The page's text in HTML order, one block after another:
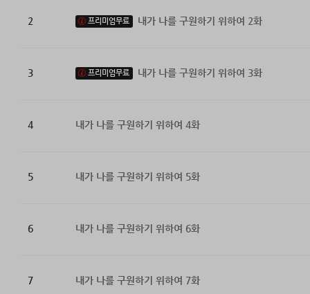
2 프리미엄무료 내가 나를 구원하기 위하여 2화
3 프리미엄무료 내가 나를 구원하기 위하여 3화
4 내가 나를 구원하기 위하여 4화
5 내가 나를 구원하기 위하여 5화
6 내가 나를 구원하기 위하여 6화
7 내가 나를 구원하기 위하여 7화